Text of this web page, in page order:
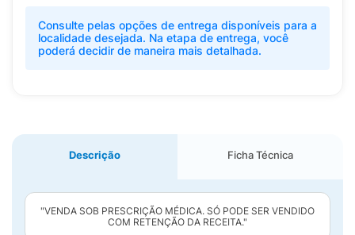
Consulte pelas opções de entrega disponíveis para a
localidade desejada. Na etapa de entrega, você
poderá decidir de maneira mais detalhada.
Descrição Ficha Técnica
"VENDA SOB PRESCRIÇÃO MÉDICA. SÓ PODE SER VENDIDO
COM RETENÇÃO DA RECEITA."